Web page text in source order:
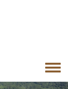
Toggle
menu